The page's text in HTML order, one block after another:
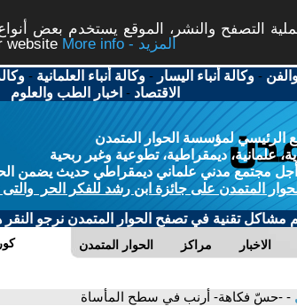
التصفح والنشر، الموقع يستخدم بعض
website
More info - المزيد
-وكالة أنباء اليسار -وكالة أنباء العلمانية -
الاقتصاد - اخبار الطب والعلوم
الرئيسي لمؤسسة الحوار المتمدن
علمانية، ديمقراطية، تطوعية وغير ربحية
مجتمع مدني علماني ديمقراطي حديث يضمن
المتمدن على جائزة ابن رشد للفكر الحر والتى
مشاكل تقنية في تصفح الحوار المتمدن نرجو النقر
الحوار المتمدن مراكز الاخبار
- -حسّ فكاهة- أرنب في سطح المأساة